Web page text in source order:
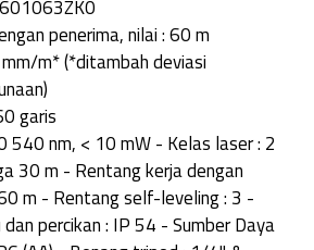
penerima, nilai : 60 m
m* (*ditambah deviasi
garis
540 nm, < 10 mW - Kelas laser : 2
30 m - Rentang kerja dengan
m - Rentang self-leveling : 3 -
percikan : IP 54 - Sumber Daya